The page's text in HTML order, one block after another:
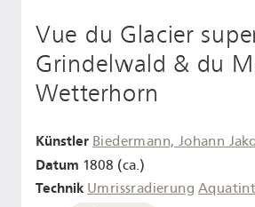
Vue du Glacier
Grindelwald & du
Wetterhorn
Künstler Biedermann, Johann
Datum 1808 (ca.)
Technik Umrissradierung